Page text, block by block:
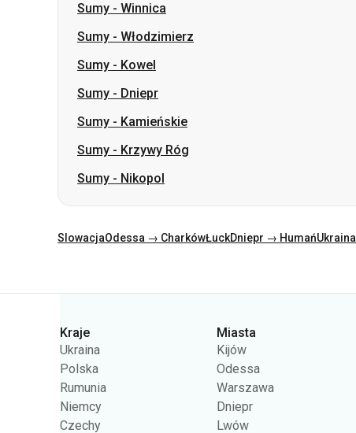
Sumy - Winnica
Sumy - Włodzimierz
Sumy - Kowel
Sumy - Dniepr
Sumy - Kamieńskie
Sumy - Krzywy Róg
Sumy - Nikopol
SlowacjaOdessa → CharkówŁuckDniepr → HumańUkraina
Kategorie
Kraje
Ukraina
Polska
Rumunia
Niemcy
Czechy
Miasta
Kijów
Odessa
Warszawa
Dniepr
Lwów